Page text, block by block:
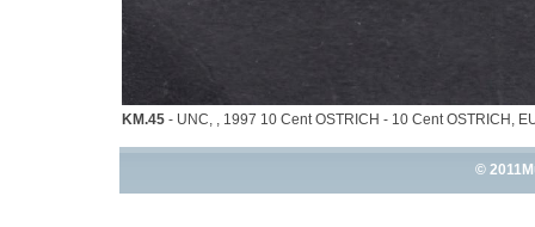
KM.45 - UNC, , 1997 10 Cent OSTRICH - 10 Cent OSTRICH,
©